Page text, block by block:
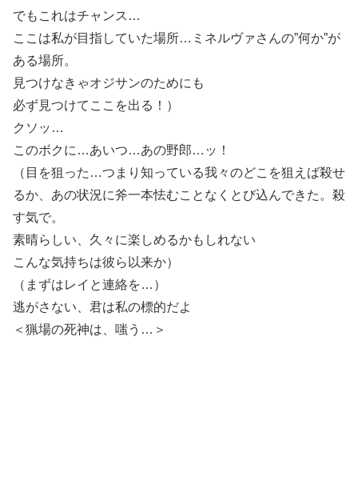
でもこれはチャンス…
ここは私が目指していた場所…ミネルヴァさんの”何か”が
ある場所。
見つけなきゃオジサンのためにも
必ず見つけてここを出る！）
クソッ…
このボクに…あいつ…あの野郎…ッ！
（目を狙った…つまり知っている我々のどこを狙えば殺せ
るか、あの状況に斧一本怯むことなくとび込んできた。殺
す気で。
素晴らしい、久々に楽しめるかもしれない
こんな気持ちは彼ら以来か）
（まずはレイと連絡を…）
逃がさない、君は私の標的だよ
＜猟場の死神は、嗤う…＞